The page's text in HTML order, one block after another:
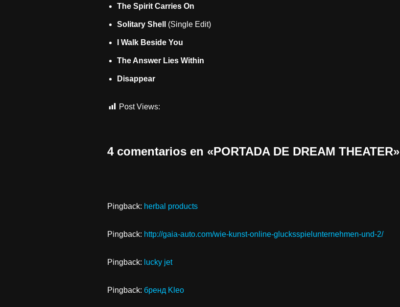
The Spirit Carries On
Solitary Shell (Single Edit)
I Walk Beside You
The Answer Lies Within
Disappear
Post Views:
4 comentarios en «PORTADA DE DREAM THEATER»
Pingback: herbal products
Pingback: http://gaia-auto.com/wie-kunst-online-glucksspielunternehmen-und-2/
Pingback: lucky jet
Pingback: бренд Kleo